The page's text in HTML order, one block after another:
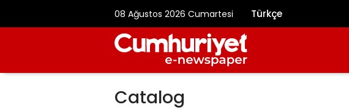
08 Ağustos 2026 Cumartesi Türkçe
Catalog